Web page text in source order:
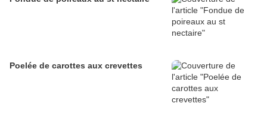
Poelée de carottes aux crevettes